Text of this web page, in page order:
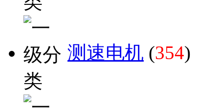
测速电机 (354)